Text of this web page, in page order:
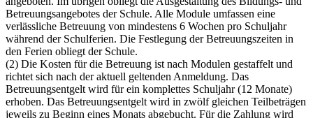
Betreuungsangebotes der Schule. Alle Module umfassen eine
verlässliche Betreuung von mindestens 6 Wochen pro Schuljahr
während der Schulferien. Die Festlegung der Betreuungszeiten in
den Ferien obliegt der Schule.
(2) Die Kosten für die Betreuung ist nach Modulen gestaffelt und
richtet sich nach der aktuell geltenden Anmeldung. Das
Betreuungsentgelt wird für ein komplettes Schuljahr (12 Monate)
erhoben. Das Betreuungsentgelt wird in zwölf gleichen Teilbeträgen
jeweils zu Beginn eines Monats abgebucht. Für die Zahlung wird